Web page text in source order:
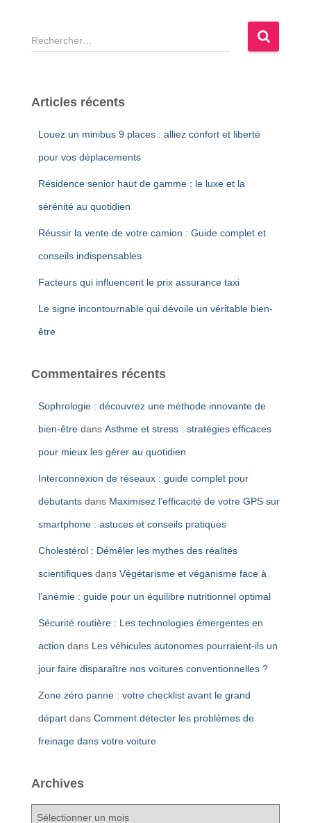
R
e
e
Articles récents
Louez un minibus 9 places : alliez confort et liberté
pour vos déplacements
Résidence senior haut de gamme : le luxe et la
sérénité au quotidien
Réussir la vente de votre camion : Guide complet et
conseils indispensables
Facteurs qui influencent le prix assurance taxi
Le signe incontournable qui dévoile un véritable bien-
être
Commentaires récents
Sophrologie : découvrez une méthode innovante de
bien-être dans Asthme et stress : stratégies efficaces
pour mieux les gérer au quotidien
Interconnexion de réseaux : guide complet pour
débutants dans Maximisez l’efficacité de votre GPS sur
smartphone : astuces et conseils pratiques
Cholestérol : Démêler les mythes des réalités
scientifiques dans Végétarisme et véganisme face à
l’anémie : guide pour un équilibre nutritionnel optimal
Sécurité routière : Les technologies émergentes en
action dans Les véhicules autonomes pourraient-ils un
jour faire disparaître nos voitures conventionnelles ?
Zone zéro panne : votre checklist avant le grand
départ dans Comment détecter les problèmes de
freinage dans votre voiture
Archives